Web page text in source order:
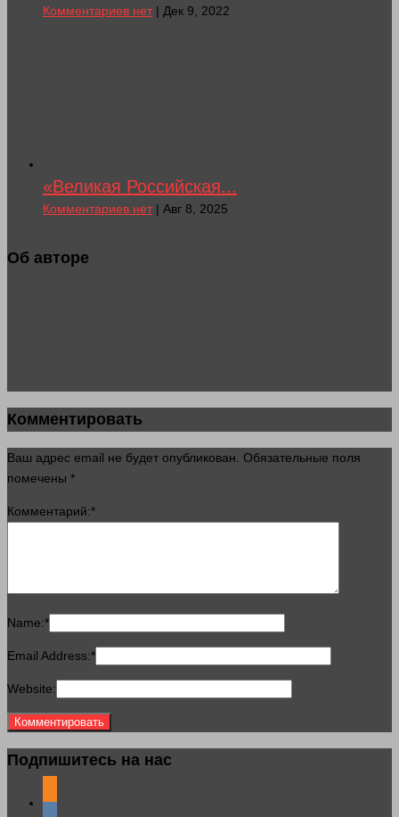
Комментариев нет| Дек 9, 2022
«Великая Российская...
Комментариев нет| Авг 8, 2025
Об авторе
Комментировать
Ваш адрес email не будет опубликован. Обязательные поля
помечены *
Комментарий:*
Name:*
Email Address:*
Website:
Подпишитесь на нас